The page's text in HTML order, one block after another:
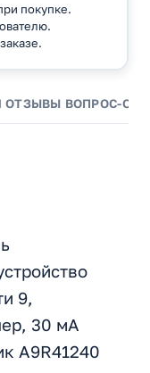
покупке.
ОТЗЫВЫ ВОПРОС-
9,
30 мА
A9R41240